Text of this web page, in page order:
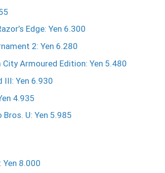
Edge: Yen 6.300
2: Yen 6.280
City Armoured Edition: Yen 5.480
III: Yen 6.930
4.935
Bros. U: Yen 5.985
Yen 8.000